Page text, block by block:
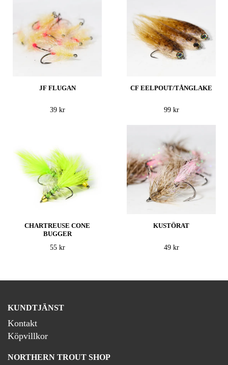
JF FLUGAN
39 kr
CF EELPOUT/TÅNGLAKE
99 kr
CHARTREUSE CONE
BUGGER
55 kr
KUSTÖRAT
49 kr
KUNDTJÄNST
Kontakt
Köpvillkor
NORTHERN TROUT SHOP